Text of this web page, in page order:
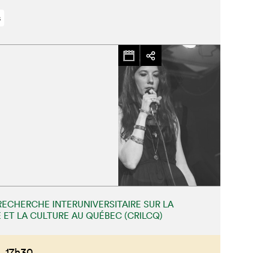
INTERUNIVERSITAIRE SUR LA
ET LA CULTURE AU QUÉBEC (CRILCQ)